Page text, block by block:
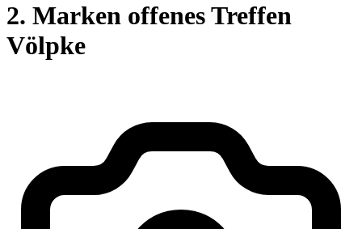
2. Marken offenes Treffen
Völpke